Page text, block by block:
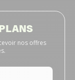
nos offres